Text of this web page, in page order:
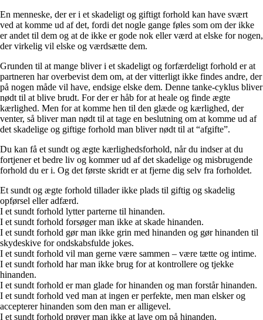
En menneske, der er i et skadeligt og giftigt forhold kan have svært
ved at komme ud af det, fordi det nogle gange føles som om der ikke
er andet til dem og at de ikke er gode nok eller værd at elske for nogen,
der virkelig vil elske og værdsætte dem.
Grunden til at mange bliver i et skadeligt og forfærdeligt forhold er at
partneren har overbevist dem om, at der vitterligt ikke findes andre, der
på nogen måde vil have, endsige elske dem. Denne tanke-cyklus bliver
nødt til at blive brudt. For der er håb for at heale og finde ægte
kærlighed. Men for at komme hen til den glæde og kærlighed, der
venter, så bliver man nødt til at tage en beslutning om at komme ud af
det skadelige og giftige forhold man bliver nødt til at “afgifte”.
Du kan få et sundt og ægte kærlighedsforhold, når du indser at du
fortjener et bedre liv og kommer ud af det skadelige og misbrugende
forhold du er i. Og det første skridt er at fjerne dig selv fra forholdet.
Et sundt og ægte forhold tillader ikke plads til giftig og skadelig
opførsel eller adfærd.
I et sundt forhold lytter parterne til hinanden.
I et sundt forhold forsøger man ikke at skade hinanden.
I et sundt forhold gør man ikke grin med hinanden og gør hinanden til
skydeskive for ondskabsfulde jokes.
I et sundt forhold vil man gerne være sammen – være tætte og intime.
I et sundt forhold har man ikke brug for at kontrollere og tjekke
hinanden.
I et sundt forhold er man glade for hinanden og man forstår hinanden.
I et sundt forhold ved man at ingen er perfekte, men man elsker og
accepterer hinanden som den man er alligevel.
I et sundt forhold prøver man ikke at lave om på hinanden.